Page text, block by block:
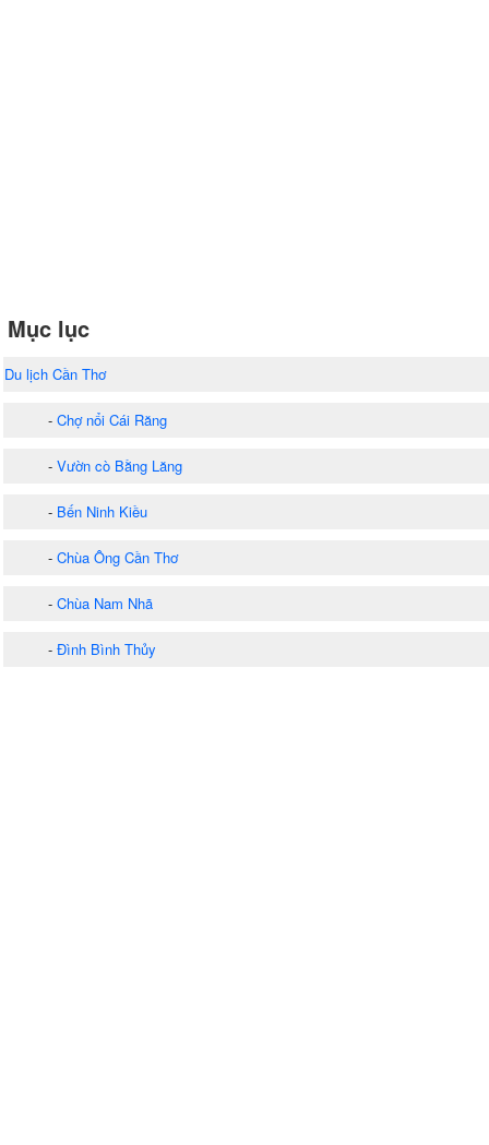
Mục lục
Du lịch Cần Thơ
- Chợ nổi Cái Răng
- Vườn cò Bằng Lăng
- Bến Ninh Kiều
- Chùa Ông Cần Thơ
- Chùa Nam Nhã
- Đình Bình Thủy